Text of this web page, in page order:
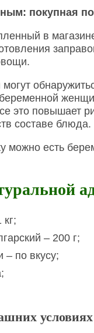
покупная
в
могут
беременной
это повышает
составе блюда.
– 200 г;
– по вкусу;